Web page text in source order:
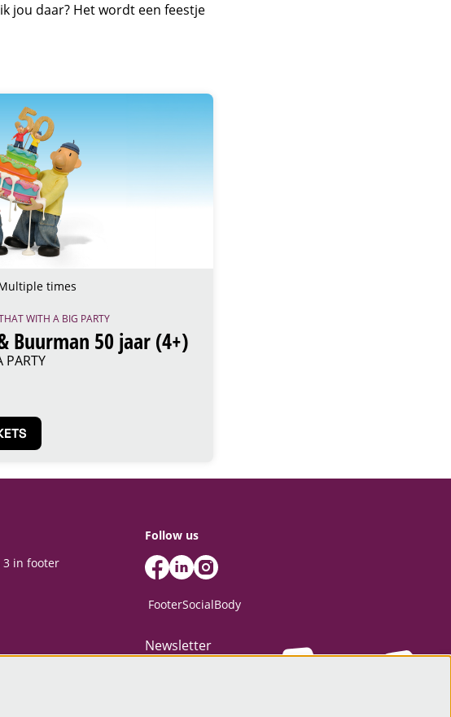
jou daar? Het wordt een feestje
Buurman 50 jaar (4+)
PARTY
WITH A BIG PARTY
times
3 in footer
Follow us
FooterSocialBody
Newsletter